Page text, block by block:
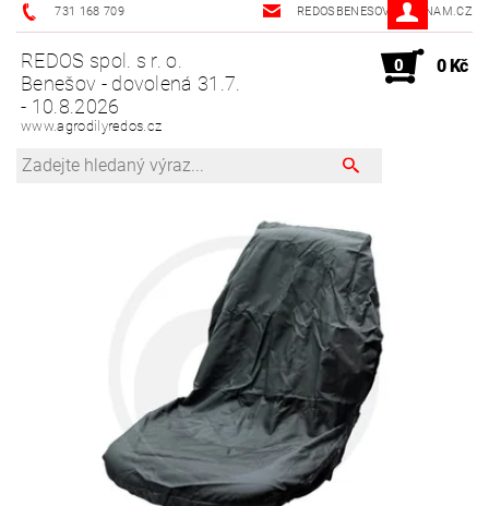
731 168 709 REDOSBENESOV@SEZNAM.CZ
REDOS spol. s r. o.
Benešov - dovolená 31.7.
- 10.8.2026
www.agrodilyredos.cz
0 0 Kč